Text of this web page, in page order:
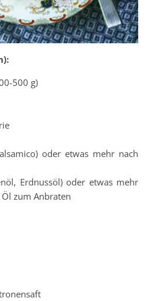
:
500 g)
oder etwas mehr nach
Erdnussöl) oder etwas mehr
zum Anbraten